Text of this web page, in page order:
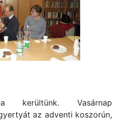
kerültünk. Vasárnap
az adventi koszorún,